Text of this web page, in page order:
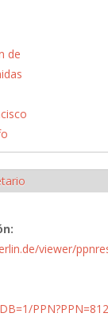
de
viewer/